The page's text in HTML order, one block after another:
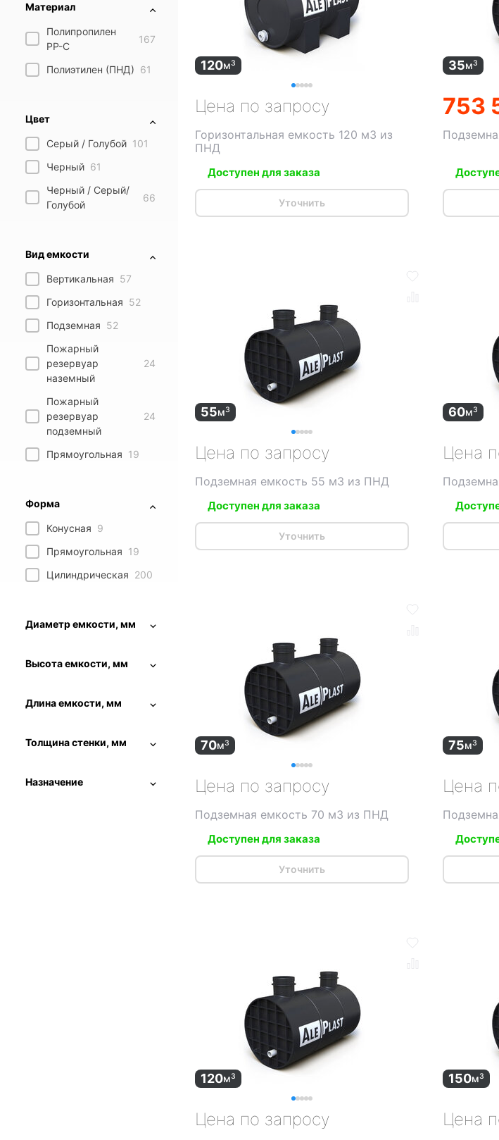
Материал
Полипропилен
PP-C
167
Полиэтилен (ПНД) 61
Цвет
Серый / Голубой 101
Черный 61
Черный / Серый/
Голубой
66
Вид емкости
Вертикальная 57
Горизонтальная 52
Подземная 52
Пожарный
резервуар
наземный
24
Пожарный
резервуар
подземный
24
Прямоугольная 19
Форма
Конусная 9
Прямоугольная 19
Цилиндрическая 200
Диаметр емкости, мм
Высота емкости, мм
Длина емкости, мм
Толщина стенки, мм
Назначение
Горизонтальная емкость 120 м3 из
ПНД
120м3
Доступен для заказа
Цена по запросу
Уточнить
35м3
753
Подземная емкость 55 м3 из ПНД
55м3
Доступен для заказа
Цена по запросу
Уточнить
60м3
Цена
Подземная емкость 70 м3 из ПНД
70м3
Доступен для заказа
Цена по запросу
Уточнить
75м3
Цена
120м3
Цена по запросу
150м3
Цена